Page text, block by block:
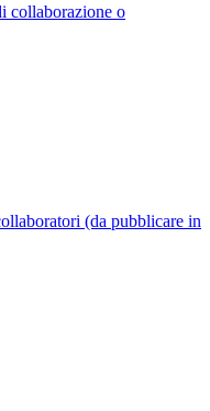
collaborazione o
(da pubblicare in